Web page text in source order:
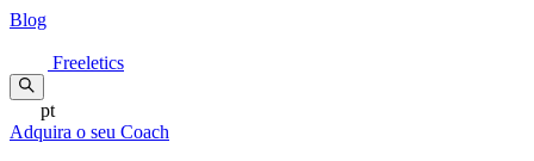
Blog
Freeletics
pt
Adquira o seu Coach